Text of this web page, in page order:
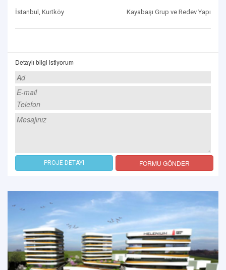
İstanbul, Kurtköy Kayabaşı Grup ve Redev Yapı
Detaylı bilgi istiyorum
PROJE DETAYI FORMU GÖNDER